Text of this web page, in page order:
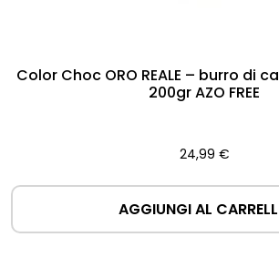
Color Choc ORO REALE – burro di
200gr AZO FREE
24,99 €
AGGIUNGI AL